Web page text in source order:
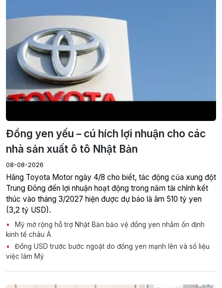
Đồng yen yếu – cú hích lợi nhuận cho các
nhà sản xuất ô tô Nhật Bản
08-08-2026
Hãng Toyota Motor ngày 4/8 cho biết, tác động của xung đột
Trung Đông đến lợi nhuận hoạt động trong năm tài chính kết
thúc vào tháng 3/2027 hiện được dự báo là âm 510 tỷ yen
(3,2 tỷ USD).
Mỹ mở rộng hỗ trợ Nhật Bản bảo vệ đồng yen nhằm ổn định
kinh tế châu Á
Đồng USD trước bước ngoặt do đồng yen mạnh lên và số liệu
việc làm Mỹ